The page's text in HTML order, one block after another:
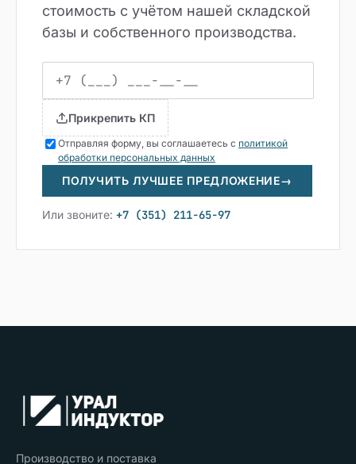
стоимость с учётом нашей складской
базы и собственного производства.
Прикрепить КП
Отправляя форму, вы соглашаетесь с политикой
обработки персональных данных
ПОЛУЧИТЬ ЛУЧШЕЕ ПРЕДЛОЖЕНИЕ→
Или звоните: +7 (351) 211-65-97
Производство и поставка